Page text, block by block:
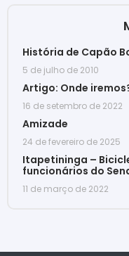
História de Capão
5 de julho de 2010
Artigo: Onde
16 de setembro de 2022
Amizade
24 de fevereiro de 2025
Itapetininga –
funcionários do
11 de março de 2022